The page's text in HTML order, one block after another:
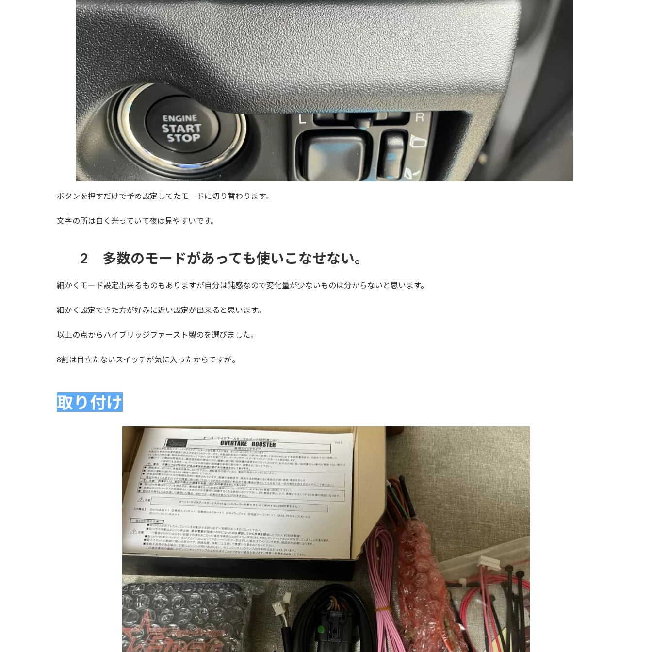
ボタンを押すだけで予め設定してたモードに切り替わります。
文字の所は白く光っていて夜は見やすいです。
2 多数のモードがあっても使いこなせない。
細かくモード設定出来るものもありますが自分は鈍感なので変化量が少ないものは分からないと思います。
細かく設定できた方が好みに近い設定が出来ると思います。
以上の点からハイブリッジファースト製のを選びました。
8割は目立たないスイッチが気に入ったからですが。
取り付け